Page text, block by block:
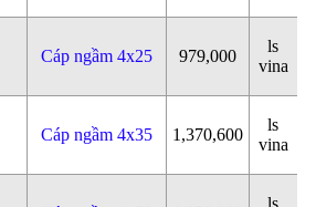
Cáp ngầm 4x25 979,000
ls
vina
Cáp ngầm 4x35 1,370,600
ls
vina
ls